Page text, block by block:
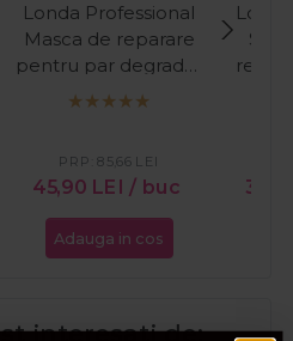
Londa Professional
Masca de reparare
pentru par degradat
Visible Repair 200ml
45,90 LEI / buc
PRP:85,66 LEI
Adauga in cos
interesati de: